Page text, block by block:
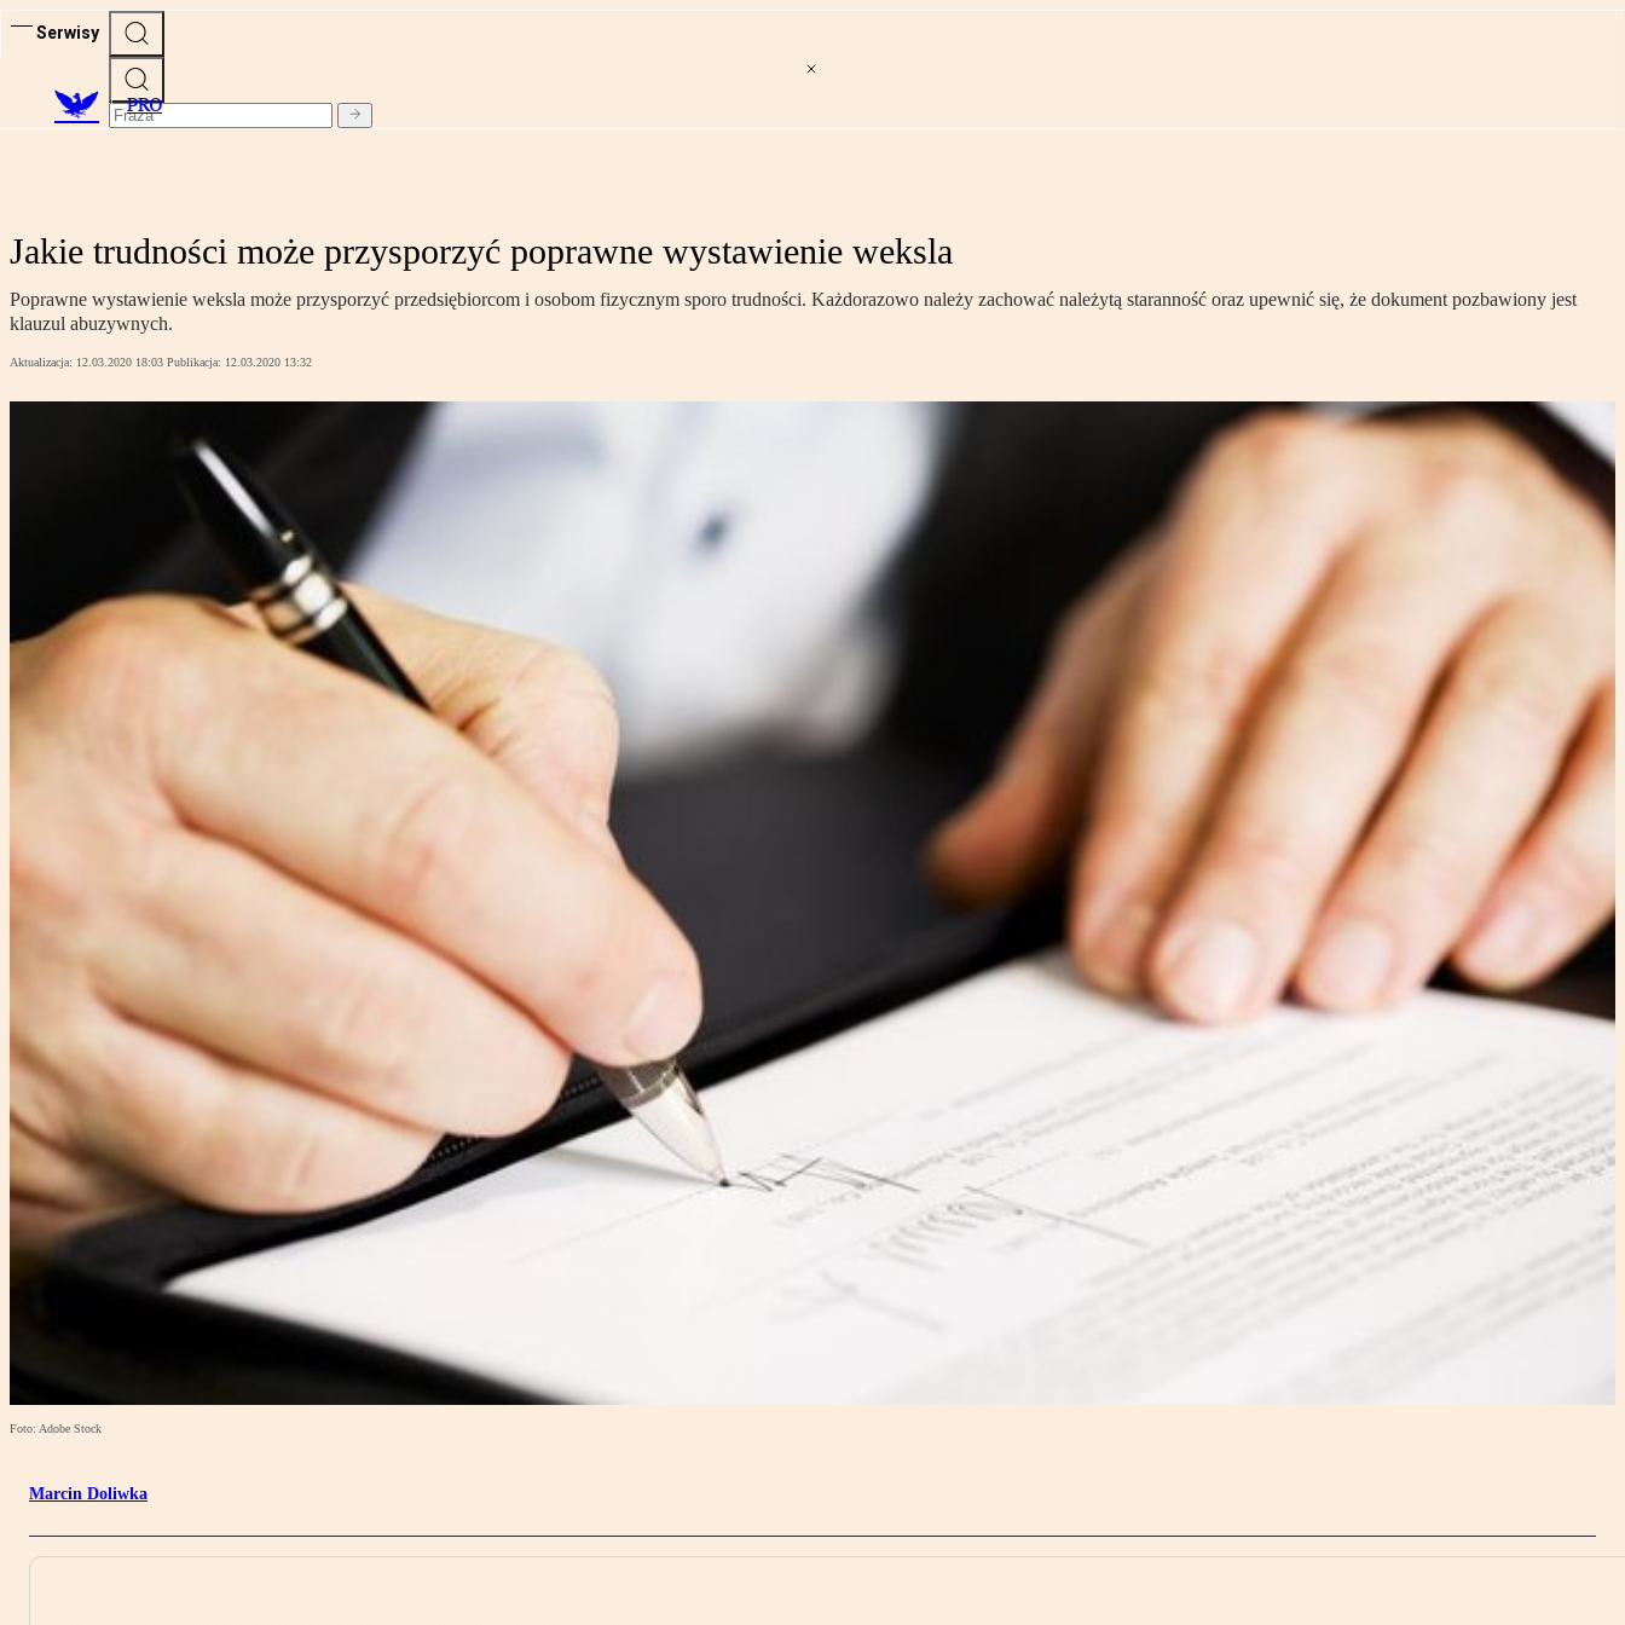
Serwisy
PRO
Jakie trudności może przysporzyć poprawne wystawienie weksla
Poprawne wystawienie weksla może przysporzyć przedsiębiorcom i osobom fizycznym sporo trudności. Każdorazowo należy zachować należytą staranność oraz upewnić się, że dokument pozbawiony jest
klauzul abuzywnych.
Aktualizacja: 12.03.2020 18:03 Publikacja: 12.03.2020 13:32
Foto: Adobe Stock
Marcin Doliwka